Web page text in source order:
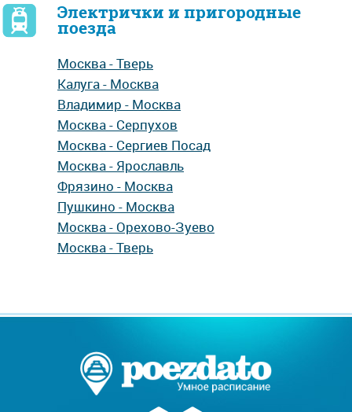
Электрички и пригородные
поезда
Москва - Тверь
Калуга - Москва
Владимир - Москва
Москва - Серпухов
Москва - Сергиев Посад
Москва - Ярославль
Фрязино - Москва
Пушкино - Москва
Москва - Орехово-Зуево
Москва - Тверь